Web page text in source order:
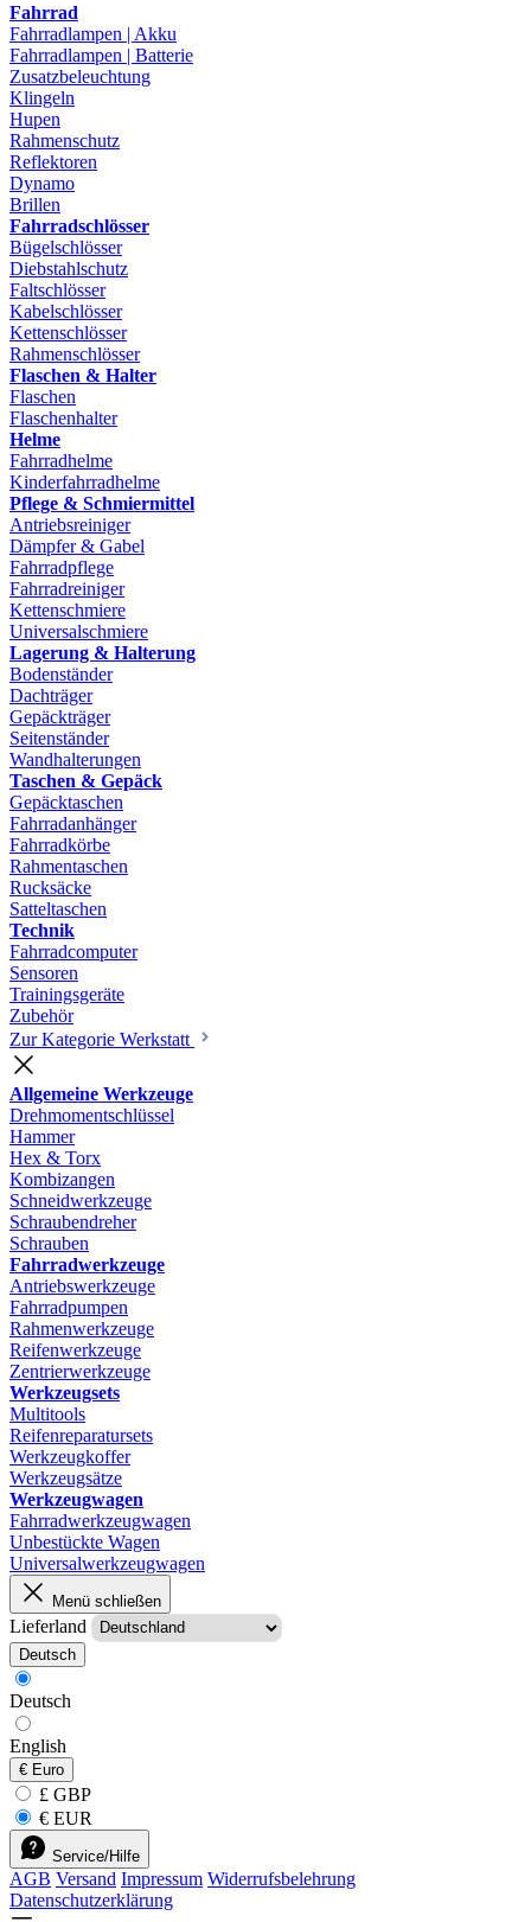
Fahrrad
Fahrradlampen | Akku
Fahrradlampen | Batterie
Zusatzbeleuchtung
Klingeln
Hupen
Rahmenschutz
Reflektoren
Dynamo
Brillen
Fahrradschlösser
Bügelschlösser
Diebstahlschutz
Faltschlösser
Kabelschlösser
Kettenschlösser
Rahmenschlösser
Flaschen & Halter
Flaschen
Flaschenhalter
Helme
Fahrradhelme
Kinderfahrradhelme
Pflege & Schmiermittel
Antriebsreiniger
Dämpfer & Gabel
Fahrradpflege
Fahrradreiniger
Kettenschmiere
Universalschmiere
Lagerung & Halterung
Bodenständer
Dachträger
Gepäckträger
Seitenständer
Wandhalterungen
Taschen & Gepäck
Gepäcktaschen
Fahrradanhänger
Fahrradkörbe
Rahmentaschen
Rucksäcke
Satteltaschen
Technik
Fahrradcomputer
Sensoren
Trainingsgeräte
Zubehör
Zur Kategorie Werkstatt
Allgemeine Werkzeuge
Drehmomentschlüssel
Hammer
Hex & Torx
Kombizangen
Schneidwerkzeuge
Schraubendreher
Schrauben
Fahrradwerkzeuge
Antriebswerkzeuge
Fahrradpumpen
Rahmenwerkzeuge
Reifenwerkzeuge
Zentrierwerkzeuge
Werkzeugsets
Multitools
Reifenreparatursets
Werkzeugkoffer
Werkzeugsätze
Werkzeugwagen
Fahrradwerkzeugwagen
Unbestückte Wagen
Universalwerkzeugwagen
Menü schließen
Lieferland
Deutsch
Deutsch
English
€ Euro
£ GBP
€ EUR
Service/Hilfe
AGB Versand Impressum Widerrufsbelehrung
Datenschutzerklärung